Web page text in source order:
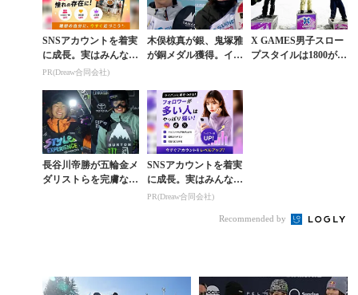
SNSアカウントを着実
に成長。実はみんなコ
コ使ってます。
PR(Dreaw合同会社)
木俣椋真が銀、鬼塚雅
が銅メダル獲得。イギ
界選手権スロープス...
X GAMES男子スロー
プスタイルは1800が、
長谷川帝勝が五輪金メ
ダリストらを完膚なき
SNSアカウントを着実
に成長。実はみんなコ
コ使ってます。
PR(Dreaw合同会社)
Recommended by